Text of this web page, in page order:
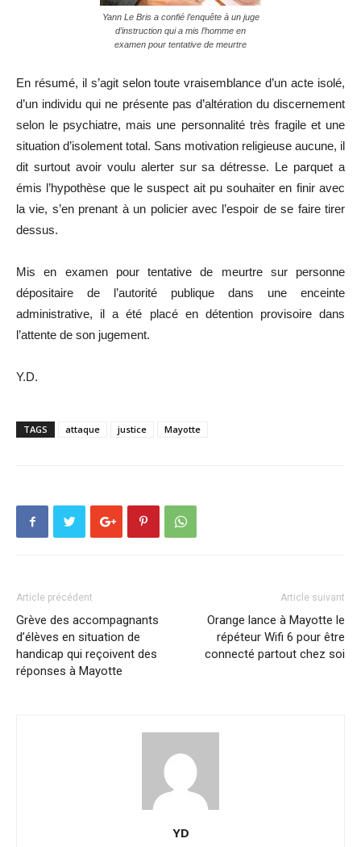
Yann Le Bris a confié l’enquête à un juge
d’instruction qui a mis l’homme en
examen pour tentative de meurtre
En résumé, il s’agit selon toute vraisemblance d’un acte isolé,
d’un individu qui ne présente pas d’altération du discernement
selon le psychiatre, mais une personnalité très fragile et une
situation d’isolement total. Sans motivation religieuse aucune, il
dit surtout avoir voulu alerter sur sa détresse. Le parquet a
émis l’hypothèse que le suspect ait pu souhaiter en finir avec
la vie, s’en prenant à un policier avec l’espoir de se faire tirer
dessus.
Mis en examen pour tentative de meurtre sur personne
dépositaire de l’autorité publique dans une enceinte
administrative, il a été placé en détention provisoire dans
l’attente de son jugement.
Y.D.
TAGS attaque justice Mayotte
Article précédent
Grève des accompagnants
d’élèves en situation de
handicap qui reçoivent des
réponses à Mayotte
Article suivant
Orange lance à Mayotte le
répéteur Wifi 6 pour être
connecté partout chez soi
YD